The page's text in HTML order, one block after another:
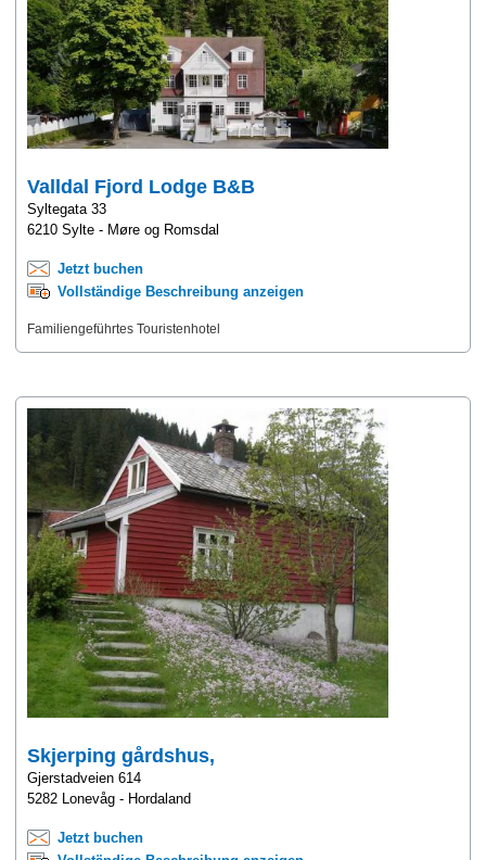
Valldal Fjord Lodge B&B
Syltegata 33
6210 Sylte - Møre og Romsdal
Jetzt buchen
Vollständige Beschreibung anzeigen
Familiengeführtes Touristenhotel
Skjerping gårdshus,
Gjerstadveien 614
5282 Lonevåg - Hordaland
Jetzt buchen